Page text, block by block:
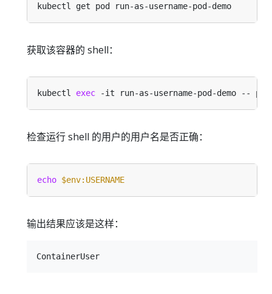
获取该容器的 shell：
kubectl exec
检查运行 shell 的用户的用户名是否正确：
echo $env:USERNAME
输出结果应该是这样：